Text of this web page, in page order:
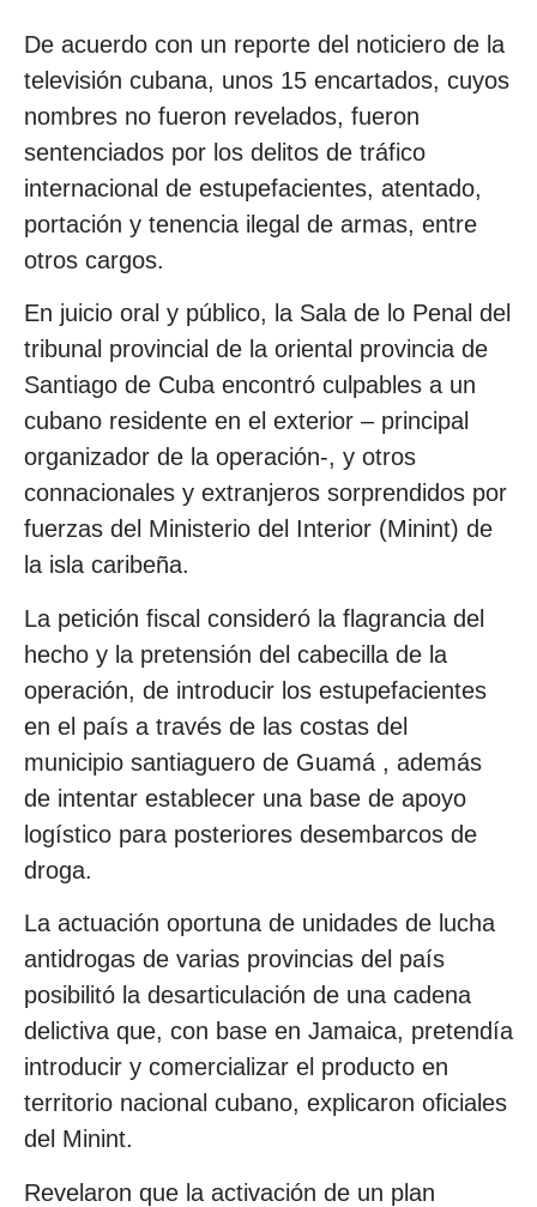
De acuerdo con un reporte del noticiero de la
televisión cubana, unos 15 encartados, cuyos
nombres no fueron revelados, fueron
sentenciados por los delitos de tráfico
internacional de estupefacientes, atentado,
portación y tenencia ilegal de armas, entre
otros cargos.
En juicio oral y público, la Sala de lo Penal del
tribunal provincial de la oriental provincia de
Santiago de Cuba encontró culpables a un
cubano residente en el exterior – principal
organizador de la operación-, y otros
connacionales y extranjeros sorprendidos por
fuerzas del Ministerio del Interior (Minint) de
la isla caribeña.
La petición fiscal consideró la flagrancia del
hecho y la pretensión del cabecilla de la
operación, de introducir los estupefacientes
en el país a través de las costas del
municipio santiaguero de Guamá , además
de intentar establecer una base de apoyo
logístico para posteriores desembarcos de
droga.
La actuación oportuna de unidades de lucha
antidrogas de varias provincias del país
posibilitó la desarticulación de una cadena
delictiva que, con base en Jamaica, pretendía
introducir y comercializar el producto en
territorio nacional cubano, explicaron oficiales
del Minint.
Revelaron que la activación de un plan